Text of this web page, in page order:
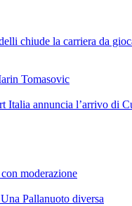
chiude la carriera da
Tomasovic
Italia annuncia l’arrivo di
moderazione
Pallanuoto diversa